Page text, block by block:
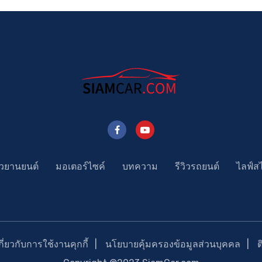
ยานยนต์ มอเตอร์ไซค์ บทความ รีวิวรถยนต์ ไลฟ์ส
ยวกับการใช้งานคุกกี้ นโยบายคุ้มครองข้อมูลส่วนบุคคล